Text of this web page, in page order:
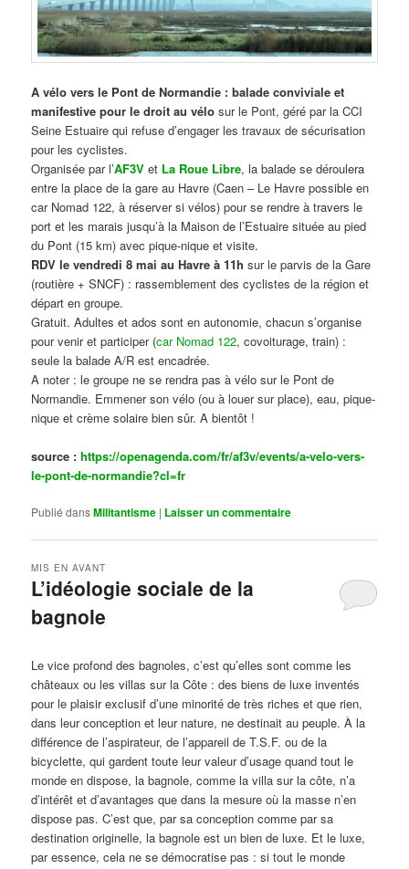
A vélo vers le Pont de Normandie : balade conviviale et
manifestive pour le droit au vélo sur le Pont, géré par la CCI
Seine Estuaire qui refuse d’engager les travaux de sécurisation
pour les cyclistes.
Organisée par l’AF3V et La Roue Libre, la balade se déroulera
entre la place de la gare au Havre (Caen – Le Havre possible en
car Nomad 122, à réserver si vélos) pour se rendre à travers le
port et les marais jusqu’à la Maison de l’Estuaire située au pied
du Pont (15 km) avec pique-nique et visite.
RDV le vendredi 8 mai au Havre à 11h sur le parvis de la Gare
(routière + SNCF) : rassemblement des cyclistes de la région et
départ en groupe.
Gratuit. Adultes et ados sont en autonomie, chacun s’organise
pour venir et participer (car Nomad 122, covoiturage, train) :
seule la balade A/R est encadrée.
A noter : le groupe ne se rendra pas à vélo sur le Pont de
Normandie. Emmener son vélo (ou à louer sur place), eau, pique-
nique et crème solaire bien sûr. A bientôt !
source :https://openagenda.com/fr/af3v/events/a-velo-vers-
le-pont-de-normandie?cl=fr
Publié dansMilitantisme | Laisser un commentaire
L’idéologie sociale de la
bagnole
MIS EN AVANT
Le vice profond des bagnoles, c’est qu’elles sont comme les
châteaux ou les villas sur la Côte : des biens de luxe inventés
pour le plaisir exclusif d’une minorité de très riches et que rien,
dans leur conception et leur nature, ne destinait au peuple. À la
différence de l’aspirateur, de l’appareil de T.S.F. ou de la
bicyclette, qui gardent toute leur valeur d’usage quand tout le
monde en dispose, la bagnole, comme la villa sur la côte, n’a
d’intérêt et d’avantages que dans la mesure où la masse n’en
dispose pas. C’est que, par sa conception comme par sa
destination originelle, la bagnole est un bien de luxe. Et le luxe,
par essence, cela ne se démocratise pas : si tout le monde